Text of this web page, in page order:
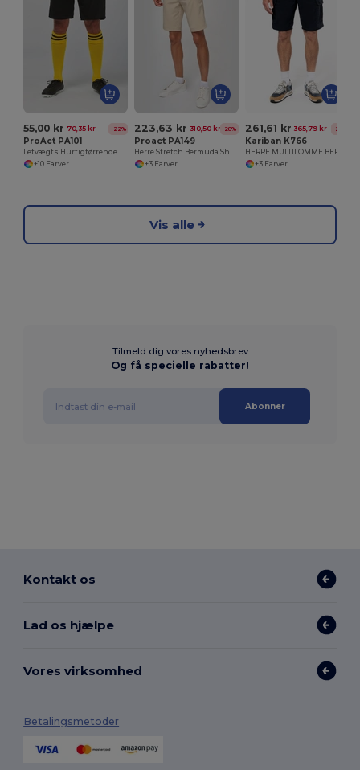
55,00 kr 70,35 kr -22%
ProAct PA101
Letvægts Hurtigtørrende Sportsshorts
+10 Farver
223,63 kr 310,50 kr -28%
Proact PA149
Herre Stretch Bermuda Shorts med Komfort og Stil
+3 Farver
261,61 kr 365,79 kr -28%
Kariban K766
+3 Farver
Vis alle
Tilmeld dig vores nyhedsbrev
Og få specielle rabatter!
Abonner
Kontakt os
Lad os hjælpe
Vores virksomhed
Betalingsmetoder